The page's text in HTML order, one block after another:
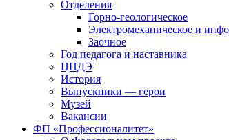
Отделения
Горно-геологическое
Электромеханическое и
Заочное
Год педагога и наставника
ЦПДЭ
История
Выпускники — герои
Музей
Вакансии
ФП «Профессионалитет»